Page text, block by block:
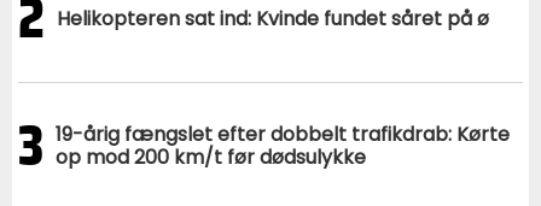
Helikopteren sat ind: Kvinde fundet såret på ø
3 19-årig fængslet efter dobbelt trafikdrab: Kørte
op mod 200 km/t før dødsulykke